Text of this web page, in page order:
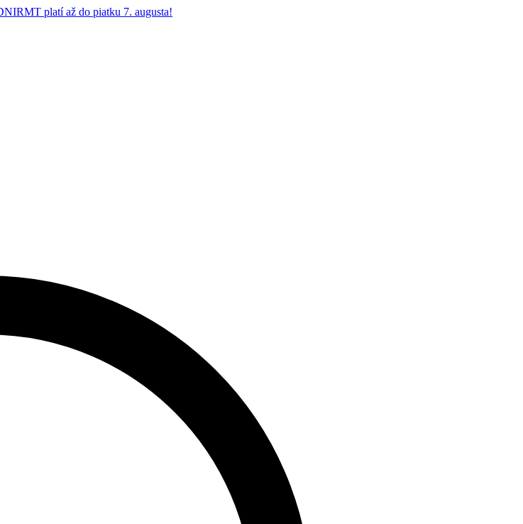
platí až do piatku 7. augusta!